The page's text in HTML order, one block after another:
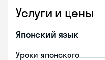
Услуги и цены
Японский язык
Уроки японского